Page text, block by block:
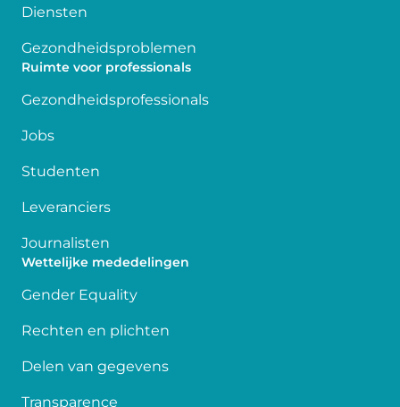
Diensten
Gezondheidsproblemen
Ruimte voor professionals
Gezondheidsprofessionals
Jobs
Studenten
Leveranciers
Journalisten
Wettelijke mededelingen
Gender Equality
Rechten en plichten
Delen van gegevens
Transparence